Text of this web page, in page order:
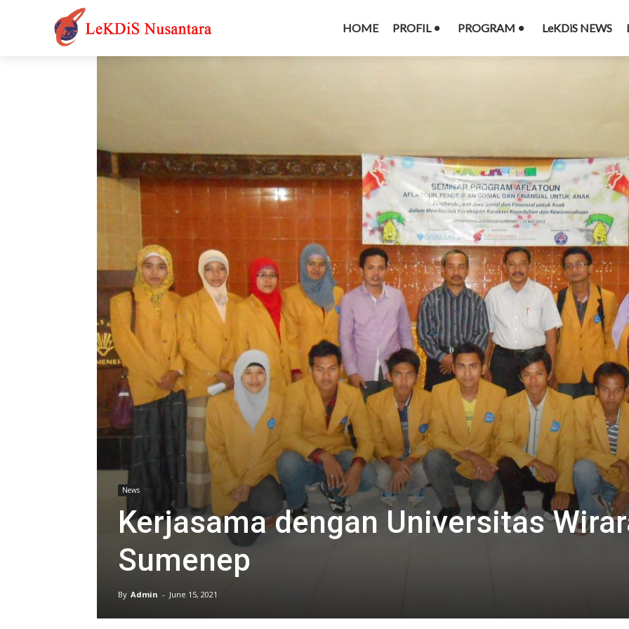
HOME PROFIL PROGRAM LeKDiS NEWS
News
Kerjasama dengan Universitas
Sumenep
By Admin - June 15, 2021